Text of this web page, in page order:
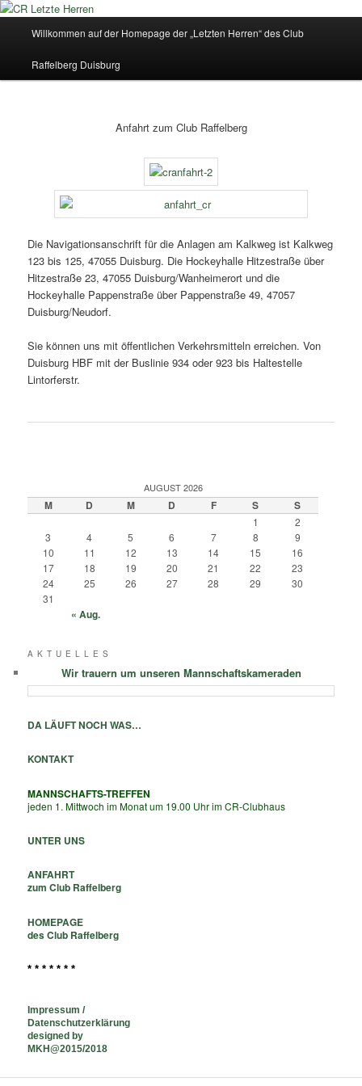
Zum
wechseln
CR Letzte Herren
Willkommen auf der Homepage der „Letzten Herren“ des Club
Raffelberg Duisburg
Anfahrt zum Club Raffelberg
Die Navigationsanschrift für die Anlagen am Kalkweg ist Kalkweg
123 bis 125, 47055 Duisburg. Die Hockeyhalle Hitzestraße über
Hitzestraße 23, 47055 Duisburg/Wanheimerort und die
Hockeyhalle Pappenstraße über Pappenstraße 49, 47057
Duisburg/Neudorf.
Sie können uns mit öffentlichen Verkehrsmitteln erreichen. Von
Duisburg HBF mit der Buslinie 934 oder 923 bis Haltestelle
Lintorferstr.
AUGUST 2026
M D M D F S S
1
2
3
4 5 6 7 8
9
10
11 12 13 14 15
16
17
18 19 20 21 22
23
24
25 26 27 28 29
30
31
« Aug.
A K T U E L L E S
Wir trauern um unseren Mannschaftskameraden
DA LÄUFT NOCH WAS…
KONTAKT
MANNSCHAFTS-TREFFEN
jeden 1. Mittwoch im Monat um 19.00 Uhr im CR-Clubhaus
UNTER UNS
ANFAHRT
zum Club Raffelberg
HOMEPAGE
des Club Raffelberg
* * * * * * *
Impressum /
Datenschutzerklärung
designed by
MKH@2015/2018